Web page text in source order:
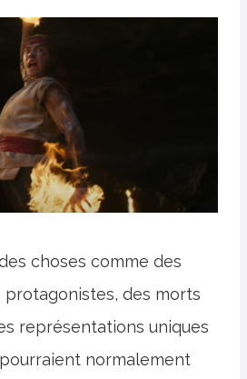
choses comme des
des morts
représentations uniques
normalement